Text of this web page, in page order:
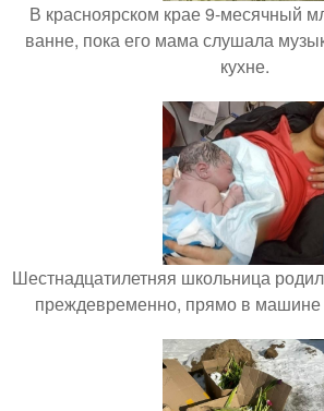
В красноярском крае 9-месячный
ванне, пока его мама слушала
кухне.
Шестнадцатилетняя школьница
преждевременно, прямо в